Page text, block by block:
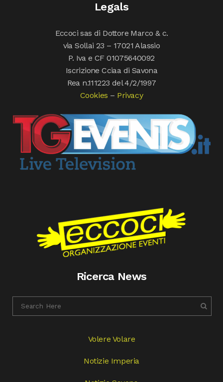
Legals
Eccoci sas di Dottore Marco & c.
via Sollai 23 – 17021 Alassio
P. Iva e CF 01075640092
Iscrizione Cciaa di Savona
Rea n.111223 del 4/2/1997
Cookies – Privacy
Ricerca News
Volere Volare
Notizie Imperia